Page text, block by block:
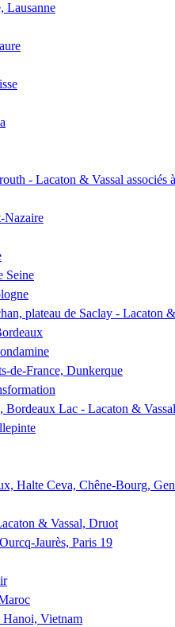
Lausanne
- Lacaton & Vassal
Nazaire
Seine
plateau de Saclay - Lacaton
France, Dunkerque
Bordeaux Lac - Lacaton &
Halte Ceva, Chêne-Bourg,
& Vassal, Druot
Jaurès, Paris 19
Hanoi, Vietnam